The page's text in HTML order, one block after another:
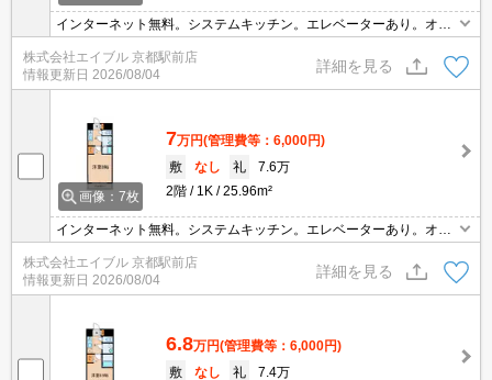
インターネット無料。システムキッチン。エレベーターあり。オー
ボックスあり。退去時清掃費38,500円。
株式会社エイブル 京都駅前店
情報更新日 2026/08/04
詳細を見る
画像：7枚
7万円(管理費等：6,000円)
敷
なし 礼
7.6万
2階
1K 25.96m²
インターネット無料。システムキッチン。エレベーターあり。オー
時間ゴミ出し可。室内洗濯機置場。2口ガスコンロ付。宅配ボック
スあり。
株式会社エイブル 京都駅前店
情報更新日 2026/08/04
詳細を見る
6.8万円(管理費等：6,000円)
敷
なし 礼
7.4万